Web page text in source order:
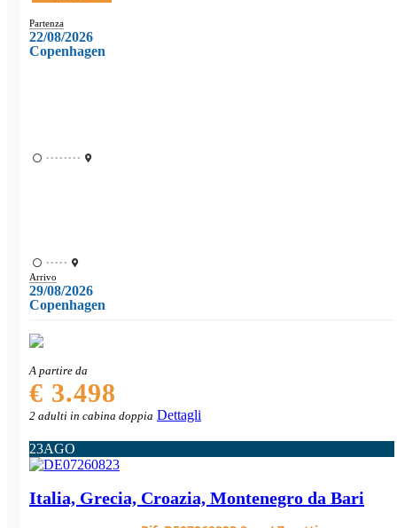
Partenza
22/08/2026
Copenhagen
••••••••
•••••
Arrivo
29/08/2026
Copenhagen
A partire da
€ 3.498
2 adulti in cabina doppia Dettagli
23AGO
Italia, Grecia, Croazia, Montenegro da Bari